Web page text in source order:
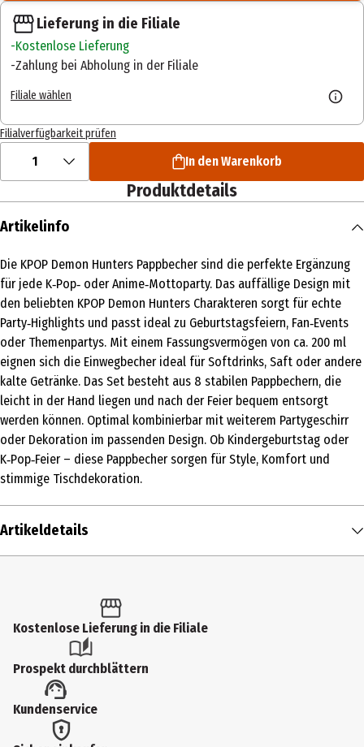
Lieferung in die Filiale
Kostenlose Lieferung
Zahlung bei Abholung in der Filiale
Filiale wählen
Filialverfügbarkeit prüfen
1 In den Warenkorb
Produktdetails
Artikelinfo
Die KPOP Demon Hunters Pappbecher sind die perfekte Ergänzung
für jede K‑Pop‑ oder Anime‑Mottoparty. Das auffällige Design mit
den beliebten KPOP Demon Hunters Charakteren sorgt für echte
Party‑Highlights und passt ideal zu Geburtstagsfeiern, Fan‑Events
oder Themenpartys. Mit einem Fassungsvermögen von ca. 200 ml
eignen sich die Einwegbecher ideal für Softdrinks, Saft oder andere
kalte Getränke. Das Set besteht aus 8 stabilen Pappbechern, die
leicht in der Hand liegen und nach der Feier bequem entsorgt
werden können. Optimal kombinierbar mit weiterem Partygeschirr
oder Dekoration im passenden Design. Ob Kindergeburtstag oder
K‑Pop‑Feier – diese Pappbecher sorgen für Style, Komfort und
stimmige Tischdekoration.
Artikeldetails
Produkttyp
Kleinspielzeug
Altersempfehlung ab
3 Jahre
Artikelnummer des Herstellers
Kostenlose Lieferung in die Filiale
Prospekt durchblättern
Kundenservice